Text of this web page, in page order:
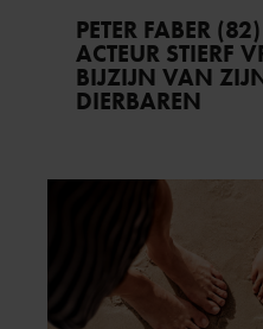
PETER FABER
ACTEUR STIERF
BIJZIJN VAN
DIERBAREN